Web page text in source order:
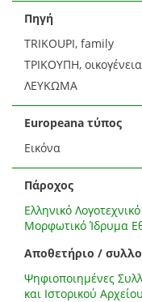
Πηγή
TRIKOUPI, family
ΤΡΙΚΟΥΠΗ, οικογένεια
ΛΕΥΚΩΜΑ
Europeana τύπος
Εικόνα
Πάροχος
Ελληνικό
Μορφωτικό Ίδρυμα
Αποθετήριο /
Ψηφιοποιημένες
και Ιστορικού